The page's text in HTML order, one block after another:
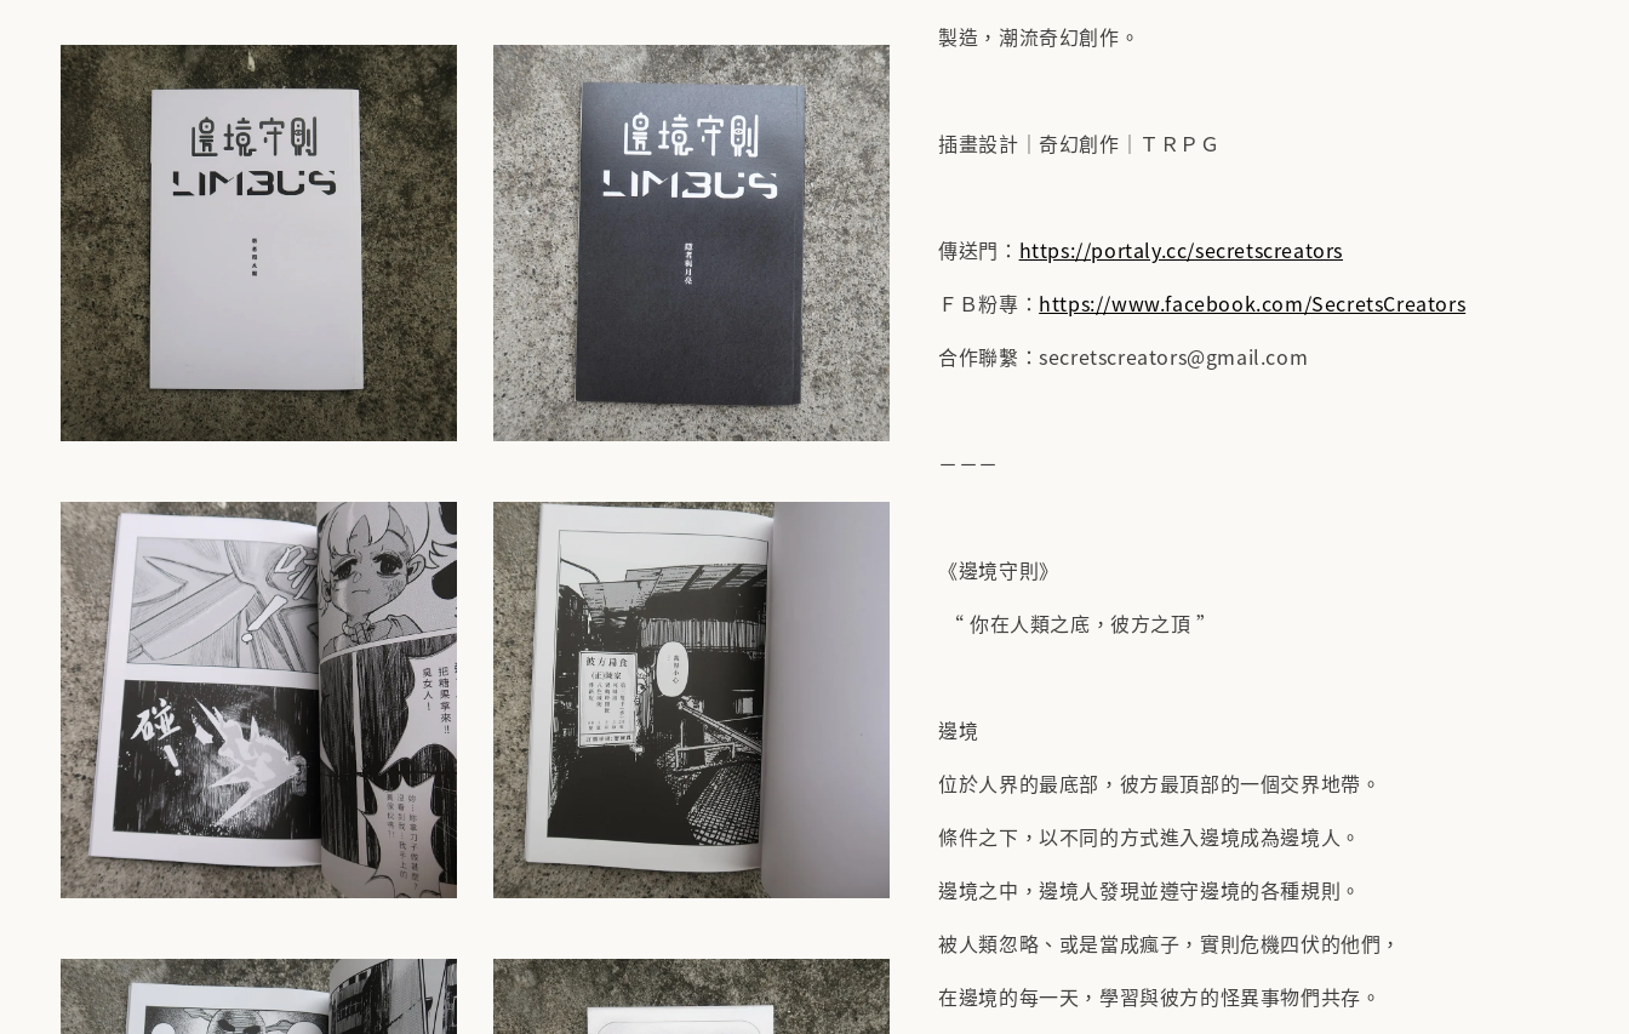
製造，潮流奇幻創作。
插畫設計｜奇幻創作｜ＴＲＰＧ
傳送門： https://portaly.cc/secretscreators
ＦＢ粉專： https://www.facebook.com/SecretsCreators
合作聯繫：secretscreators@gmail.com
－－－
《邊境守則》
“ 你在人類之底，彼方之頂 ”
邊境
位於人界的最底部，彼方最頂部的一個交界地帶。
條件之下，以不同的方式進入邊境成為邊境人。
邊境之中，邊境人發現並遵守邊境的各種規則。
被人類忽略、或是當成瘋子，實則危機四伏的他們，
在邊境的每一天，學習與彼方的怪異事物們共存。